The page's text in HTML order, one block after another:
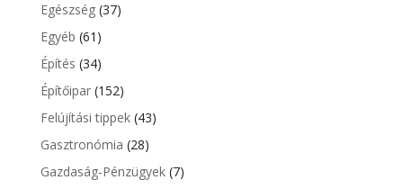
Egészség(37)
Egyéb (61)
Építés (34)
Építőipar(152)
Felújítási tippek(43)
Gasztronómia (28)
Gazdaság-Pénzügyek(7)